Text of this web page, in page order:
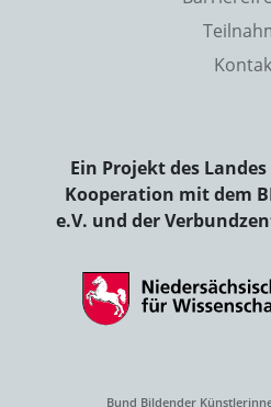
Ein Projekt des
Kooperation mit dem
e.V. und der
Bund Bildender